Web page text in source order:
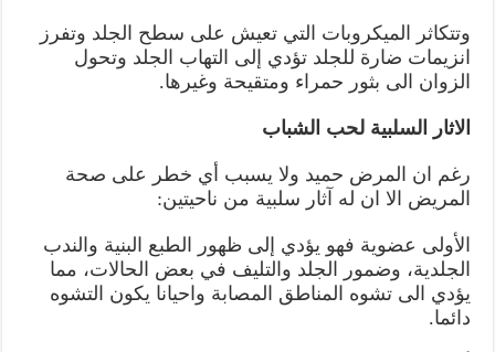
وتتكاثر الميكروبات التي تعيش على سطح الجلد وتفرز
انزيمات ضارة للجلد تؤدي إلى التهاب الجلد وتحول
الزوان الى بثور حمراء ومتقيحة وغيرها.
الاثار السلبية لحب الشباب
رغم ان المرض حميد ولا يسبب أي خطر على صحة
المريض الا ان له آثار سلبية من ناحيتين:
الأولى عضوية فهو يؤدي إلى ظهور الطبع البنية والندب
الجلدية، وضمور الجلد والتليف في بعض الحالات، مما
يؤدي الى تشوه المناطق المصابة واحيانا يكون التشوه
دائما.